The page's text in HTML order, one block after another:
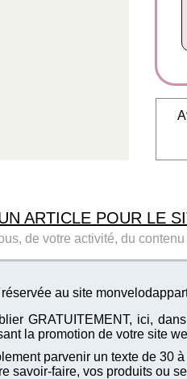
ARTICLE POUR LE
de votre activité, du
au site
GRATUITEMENT, ici,
la promotion de votre site
parvenir un texte de 30
savoir-faire, vos produits ou